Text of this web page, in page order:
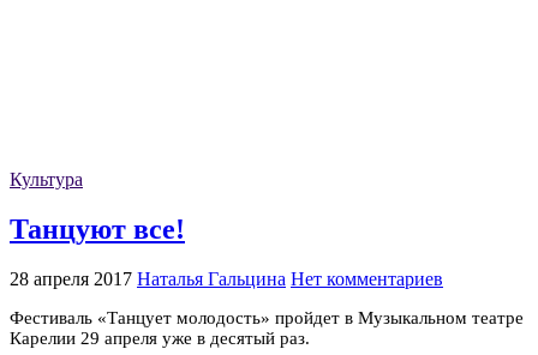
Культура
Танцуют все!
28 апреля 2017 Наталья Гальцина Нет комментариев
Фестиваль «Танцует молодость» пройдет в Музыкальном театре
Карелии 29 апреля уже в десятый раз.